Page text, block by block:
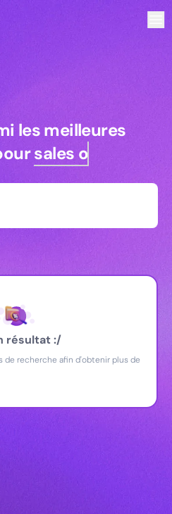
les meilleures
les meilleures
sales ops
résultat :/
de recherche afin d'obtenir plus de